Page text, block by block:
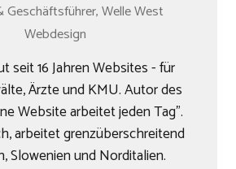
Geschäftsführer, Welle West
Webdesign
seit 16 Jahren Websites - für
Ärzte und KMU. Autor des
Website arbeitet jeden Tag".
arbeitet grenzüberschreitend
Slowenien und Norditalien.